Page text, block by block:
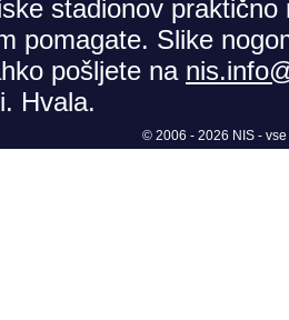
stadionov
pomagate. Slike
pošljete na
Hvala.
© 2006 - 2026 NIS -